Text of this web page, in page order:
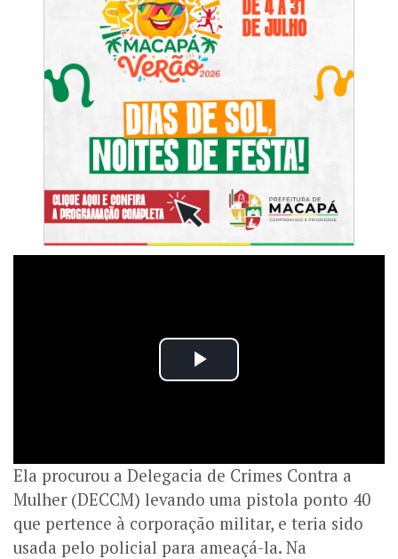
Ela procurou a Delegacia de Crimes Contra a
Mulher (DECCM) levando uma pistola ponto 40
que pertence à corporação militar, e teria sido
usada pelo policial para ameaçá-la. Na